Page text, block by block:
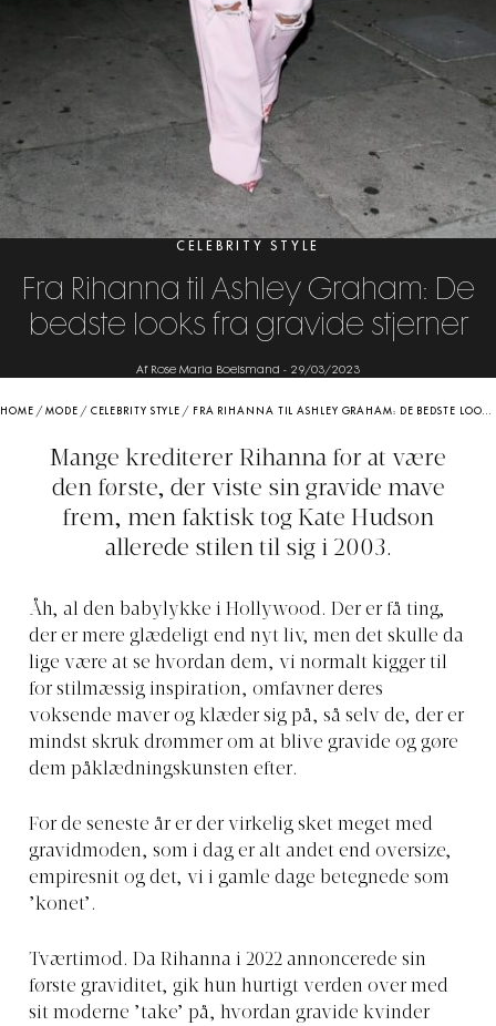
CELEBRITY STYLE
Fra Rihanna til Ashley Graham: De
bedste looks fra gravide stjerner
Af Rose Maria Boelsmand - 29/03/2023
HOME /MODE / CELEBRITY STYLE / FRA RIHANNA TIL ASHLEY GRAHAM: DE BEDSTE LOOKS FRA GRAVIDE STJERNER
Mange krediterer Rihanna for at være
den første, der viste sin gravide mave
frem, men faktisk tog Kate Hudson
allerede stilen til sig i 2003.
Åh, al den babylykke i Hollywood. Der er få ting,
der er mere glædeligt end nyt liv, men det skulle da
lige være at se hvordan dem, vi normalt kigger til
for stilmæssig inspiration, omfavner deres
voksende maver og klæder sig på, så selv de, der er
mindst skruk drømmer om at blive gravide og gøre
dem påklædningskunsten efter.
For de seneste år er der virkelig sket meget med
gravidmoden, som i dag er alt andet end oversize,
empiresnit og det, vi i gamle dage betegnede som
’konet’.
Tværtimod. Da Rihanna i 2022 annoncerede sin
første graviditet, gik hun hurtigt verden over med
sit moderne ’take’ på, hvordan gravide kvinder